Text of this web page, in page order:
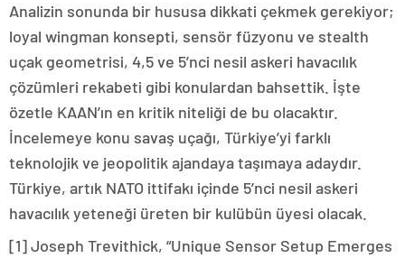
Analizin sonunda bir hususa dikkati çekmek gerekiyor;
loyal wingman konsepti, sensör füzyonu ve stealth
uçak geometrisi, 4,5 ve 5’nci nesil askeri havacılık
çözümleri rekabeti gibi konulardan bahsettik. İşte
özetle KAAN’ın en kritik niteliği de bu olacaktır.
İncelemeye konu savaş uçağı, Türkiye’yi farklı
teknolojik ve jeopolitik ajandaya taşımaya adaydır.
Türkiye, artık NATO ittifakı içinde 5’nci nesil askeri
havacılık yeteneği üreten bir kulübün üyesi olacak.
[1] Joseph Trevithick, “Unique Sensor Setup Emerges